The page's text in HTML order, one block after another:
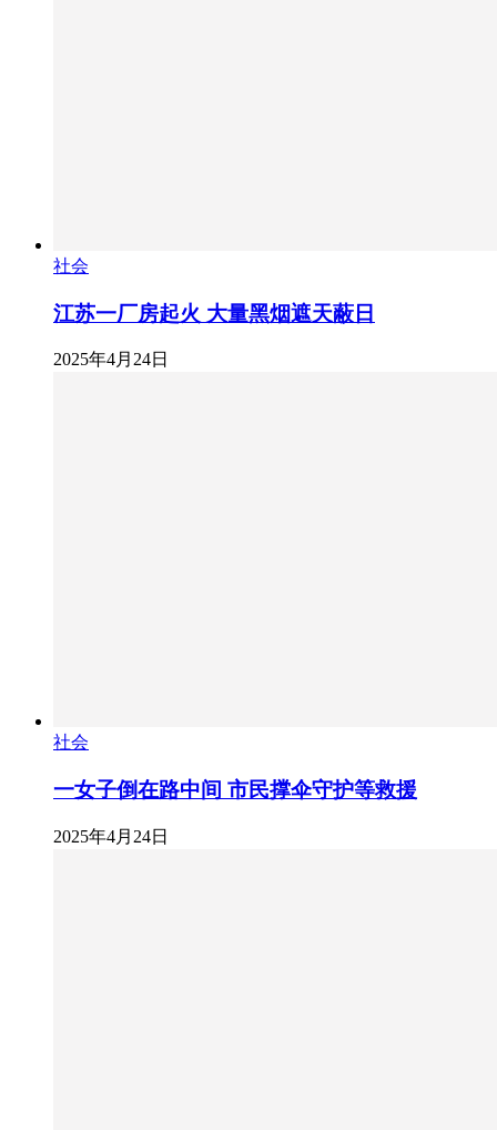
社会
江苏一厂房起火 大量黑烟遮天蔽日
2025年4月24日
社会
一女子倒在路中间 市民撑伞守护等救援
2025年4月24日